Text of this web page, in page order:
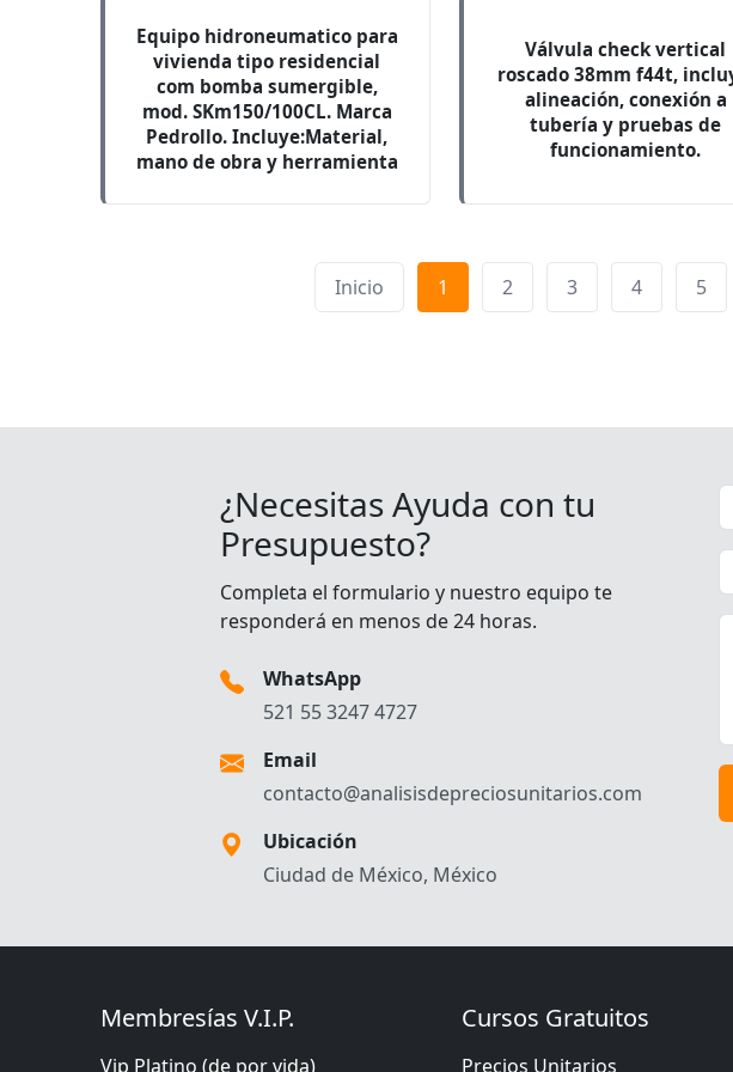
Equipo hidroneumatico para
vivienda tipo residencial
com bomba sumergible,
mod. SKm150/100CL. Marca
Pedrollo. Incluye:Material,
mano de obra y herramienta
Válvula check vertical
roscado 38mm f44t,
alineación, conexión a
tubería y pruebas de
funcionamiento.
Inicio 1 2 3 4 5
¿Necesitas Ayuda con tu
Presupuesto?
Completa el formulario y nuestro equipo te
responderá en menos de 24 horas.
WhatsApp
521 55 3247 4727
Email
contacto@analisisdepreciosunitarios.com
Ubicación
Ciudad de México, México
Membresías V.I.P.
Vip Platino (de por vida)
Cursos Gratuitos
Precios Unitarios